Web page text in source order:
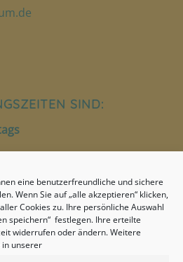
eine benutzerfreundliche und sichere
Wenn Sie auf „alle akzeptieren“ klicken,
Cookies zu. Ihre persönliche Auswahl
speichern“ festlegen. Ihre erteilte
widerrufen oder ändern. Weitere
in unserer
SIND: